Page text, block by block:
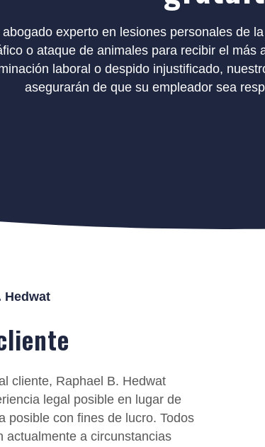
experto en lesiones personales de
o ataque de animales para recibir el
laboral o despido injustificado,
asegurarán de que su empleador sea
Hedwat
cliente, Raphael B. Hedwat
legal posible en lugar de
posible con fines de lucro. Todos
actualmente a circunstancias